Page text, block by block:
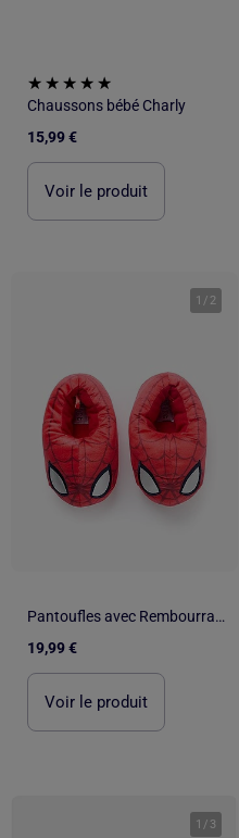
Chaussons bébé Charly
15,99 €
Voir le produit
1 / 2
Pantoufles avec Rembourrage en Velours Spider-Man
19,99 €
Voir le produit
1 / 3